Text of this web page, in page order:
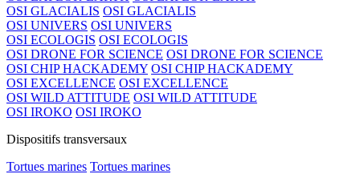
OSI GLACIALIS OSI GLACIALIS
OSI UNIVERS OSI UNIVERS
OSI ECOLOGIS OSI ECOLOGIS
OSI DRONE FOR SCIENCE OSI DRONE FOR SCIENCE
OSI CHIP HACKADEMY OSI CHIP HACKADEMY
OSI EXCELLENCE OSI EXCELLENCE
OSI WILD ATTITUDE OSI WILD ATTITUDE
OSI IROKO OSI IROKO
Dispositifs transversaux
Tortues marines Tortues marines